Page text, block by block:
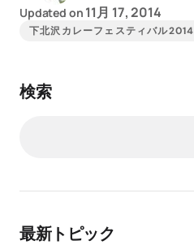
Updated on 11月 17, 2014
下北沢カレーフェスティバル2014
検索
最新トピック